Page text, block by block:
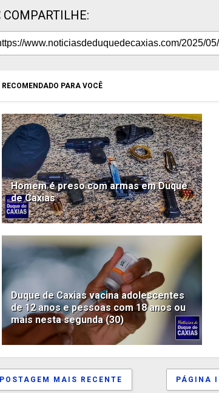
COMPARTILHE:
RECOMENDADO PARA VOCÊ
Homem é preso com armas em Duque
de Caxias
Duque de Caxias vacina adolescentes
de 12 anos e pessoas com 18 anos ou
mais nesta segunda (30)
POSTAGEM MAIS RECENTE PÁGINA